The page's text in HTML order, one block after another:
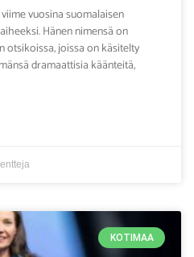
vuosina suomalaisen
Hänen nimensä on
otsikoissa, joissa on käsitelty
dramaattisia käänteitä,
KOTIMAA